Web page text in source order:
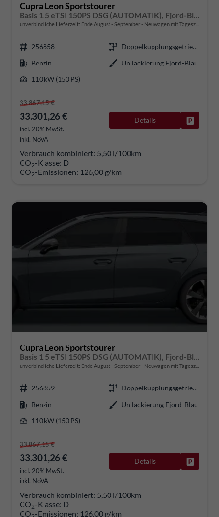
Cupra Leon Sportstourer
Basis 1.5 eTSI 150PS DSG (AUTOMATIK), Fjord-Blau, 18" Alu Garbi, Sitzheizung, M-Lederlenkrad beheizt, Parksensoren vorne und hinten, Adaptiver Tempomat, 3-Zonen-Climatronic, Radio 12,9" + Full Link (Navi-Funktion über Smartphone), Elektr. Heckklappe
unverbindliche Lieferzeit: Ende August - September Neuwagen mit Tageszulassung
256858
Doppelkupplungsgetriebe (DSG)
Benzin
Unilackierung Fjord-Blau
110 kW (150 PS)
33.867,15 €
33.301,26 €
incl. 20% MwSt.
inkl. NoVA
Details
Verbrauch kombiniert: 5,50 l/100km
CO2-Klasse: D
CO2-Emissionen: 126,00 g/km
Cupra Leon Sportstourer
unverbindliche Lieferzeit: Ende August - September Neuwagen mit Tageszulassung
256859
Doppelkupplungsgetriebe (DSG)
Benzin
Unilackierung Fjord-Blau
110 kW (150 PS)
33.867,15 €
33.301,26 €
incl. 20% MwSt.
inkl. NoVA
Details
Verbrauch kombiniert: 5,50 l/100km
CO2-Klasse: D
CO -Emissionen: 126,00 g/km